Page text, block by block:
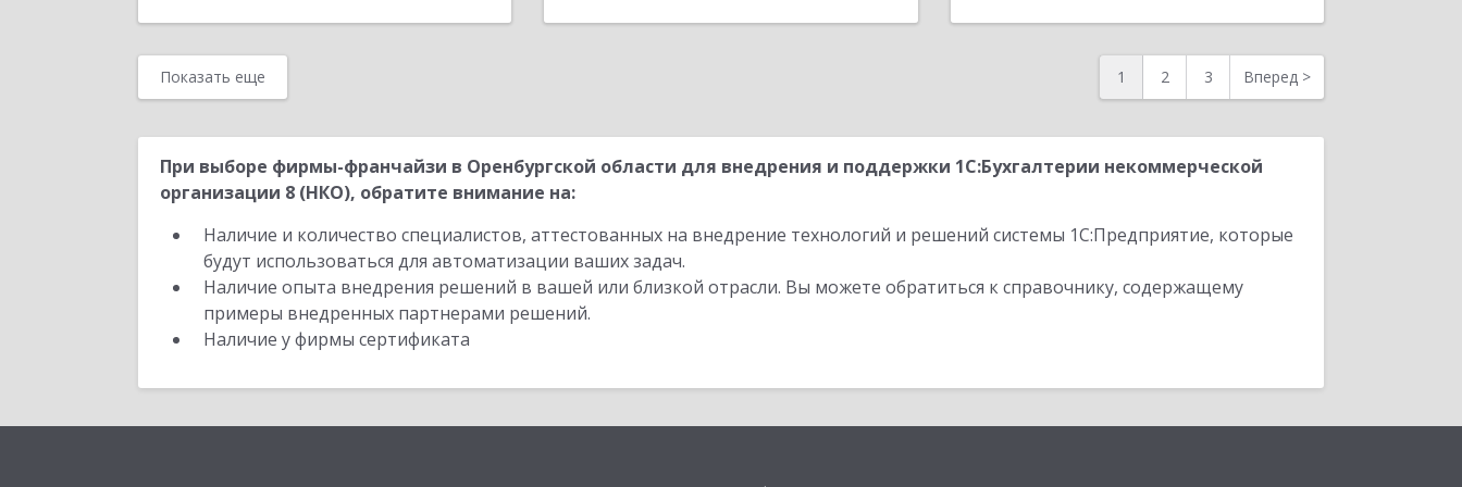
Показать еще 1 2 3 Вперед >
При выборе фирмы-франчайзи в Оренбургской области для внедрения и поддержки 1С:Бухгалтерии некоммерческой
организации 8 (НКО), обратите внимание на:
Наличие и количество специалистов, аттестованных на внедрение технологий и решений системы 1С:Предприятие, которые
будут использоваться для автоматизации ваших задач.
Наличие опыта внедрения решений в вашей или близкой отрасли. Вы можете обратиться к справочнику, содержащему
примеры внедренных партнерами решений.
Наличие у фирмы сертификата